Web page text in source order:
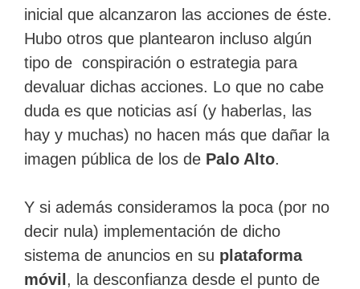
inicial que alcanzaron las acciones de éste.
Hubo otros que plantearon incluso algún
tipo de conspiración o estrategia para
devaluar dichas acciones. Lo que no cabe
duda es que noticias así (y haberlas, las
hay y muchas) no hacen más que dañar la
imagen pública de los de Palo Alto.
Y si además consideramos la poca (por no
decir nula) implementación de dicho
sistema de anuncios en su plataforma
móvil , la desconfianza desde el punto de